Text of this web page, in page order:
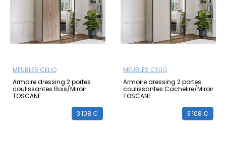
MEUBLES CELIO
Armoire dressing 2 portes
coulissantes Bois/Miroir
TOSCANE
3 108 €
MEUBLES CELIO
Armoire dressing 2 portes
coulissantes Cachelire/Miroir
TOSCANE
3 108 €